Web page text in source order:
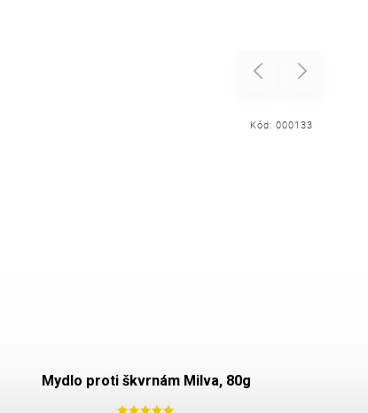
Previous
Mydlo proti škvrnám Milva, 80g
Kód: 000133
Next